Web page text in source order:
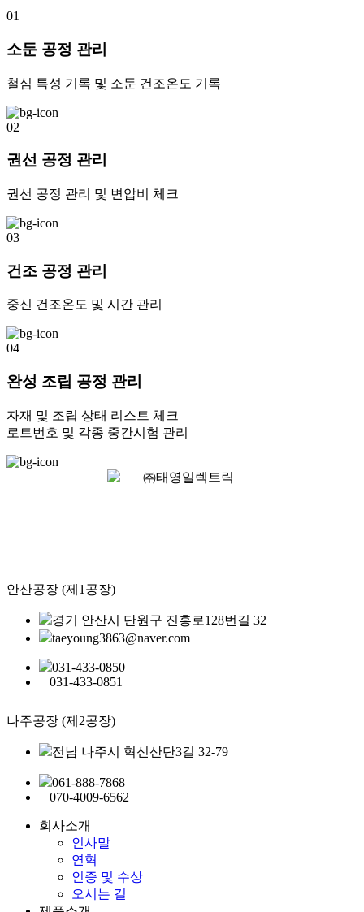
01
소둔 공정 관리
철심 특성 기록 및 소둔 건조온도 기록
02
권선 공정 관리
권선 공정 관리 및 변압비 체크
03
건조 공정 관리
중신 건조온도 및 시간 관리
04
완성 조립 공정 관리
자재 및 조립 상태 리스트 체크
로트번호 및 각종 중간시험 관리
안산공장 (제1공장)
경기 안산시 단원구 진흥로128번길 32
taeyoung3863@naver.com
031-433-0850
031-433-0851
나주공장 (제2공장)
전남 나주시 혁신산단3길 32-79
061-888-7868
070-4009-6562
회사소개
인사말
연혁
인증 및 수상
오시는 길